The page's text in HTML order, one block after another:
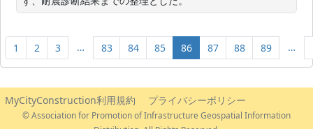
1 2 3 … 83 84 85 86 87 88 89 …
MyCityConstruction利用規約 プライバシーポリシー
© Association for Promotion of Infrastructure Geospatial Information